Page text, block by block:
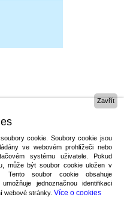
Zavřít
cookie. Soubory cookie jsou
ve webovém prohlížeči nebo
systému uživatele. Pokud
může být soubor cookie uložen v
Tento soubor cookie obsahuje
jednoznačnou identifikaci
webové stránky. Více o cookies